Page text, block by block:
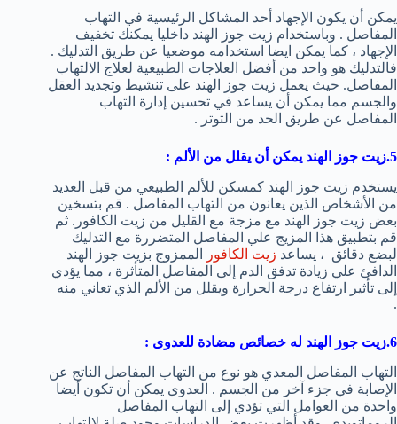
يمكن أن يكون الإجهاد أحد المشاكل الرئيسية في التهاب
المفاصل . وباستخدام زيت جوز الهند داخليا يمكنك تخفيف
الإجهاد ، كما يمكن ايضا استخدامه موضعيا عن طريق التدليك .
فالتدليك هو واحد من أفضل العلاجات الطبيعية لعلاج الالتهاب
المفاصل. حيث يعمل زيت جوز الهند على تنشيط وتجديد العقل
والجسم مما يمكن أن يساعد في تحسين إدارة التهاب
المفاصل عن طريق الحد من التوتر .
5.زيت جوز الهند يمكن أن يقلل من الألم
:
يستخدم زيت جوز الهند كمسكن للألم الطبيعي من قبل العديد
من الأشخاص الذين يعانون من التهاب المفاصل . قم بتسخين
بعض زيت جوز الهند مع مزجة مع القليل من زيت الكافور. ثم
قم بتطبيق هذا المزيج علي المفاصل المتضررة مع التدليك
لبضع دقائق ، يساعد زيت الكافور
الممزوج بزيت جوز الهند
الدافئ علي زيادة تدفق الدم إلى المفاصل المتأثرة ، مما يؤدي
إلى تأثير ارتفاع درجة الحرارة ويقلل من الألم الذي تعاني منه
.
6.زيت جوز الهند له خصائص مضادة للعدوى
:
التهاب المفاصل المعدي هو نوع من التهاب المفاصل الناتج عن
الإصابة في جزء آخر من الجسم . العدوى يمكن أن تكون أيضا
واحدة من العوامل التي تؤدي إلى التهاب المفاصل